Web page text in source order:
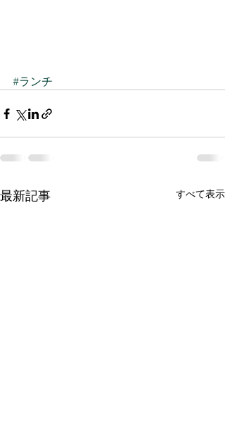
#ランチ
最新記事 すべて表示